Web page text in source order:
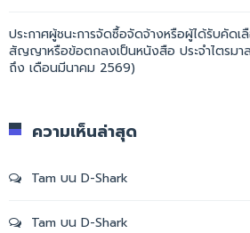
ประกาศผู้ชนะการจัดซื้อจัดจ้างหรือผู้ได้รับคัดเ
สัญญาหรือข้อตกลงเป็นหนังสือ ประจำไตรม
ถึง เดือนมีนาคม 2569)
ความเห็นล่าสุด
Tam บน D-Shark
Tam บน D-Shark